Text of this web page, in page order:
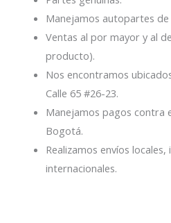
Manejamos autopartes de
Ventas al por mayor y al
producto).
Nos encontramos
Calle 65 #26-23.
Manejamos pagos contra
Bogotá.
Realizamos envíos
internacionales.